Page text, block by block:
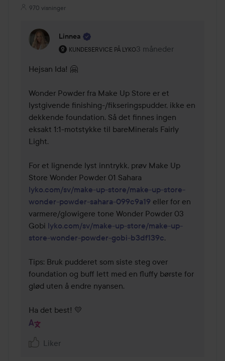
970 visninger
Linnea
KUNDESERVICE PÅ LYKO
Brukerens rolle: Kundeservice på Lyko.
3 måneder
Kommentaren lades 3
Hejsan Ida! 🤗
Wonder Powder fra Make Up Store er et
lystgivende finishing-/fikseringspudder, ikke en
dekkende foundation. Så det finnes ingen
eksakt 1:1-motstykke til bareMinerals Fairly
Light.
For et lignende lyst inntrykk, prøv Make Up
lyko.com/sv/make-up-store/make-up-store-
wonder-powder-sahara-099c9a19 eller for en
varmere/glowigere tone Wonder Powder 03
Gobi lyko.com/sv/make-up-store/make-up-
store-wonder-powder-gobi-b3df139c.
Tips: Bruk pudderet som siste steg over
foundation og buff lett med en fluffy børste for
glød uten å endre nyansen.
Ha det best! 💛
Liker